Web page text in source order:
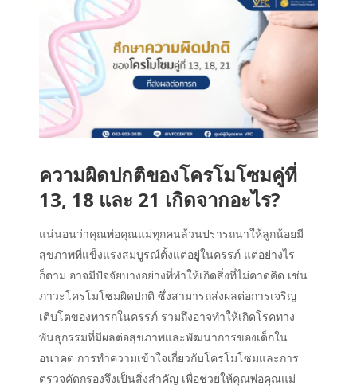
ความผิดปกติของโครโมโซมคู่ที่
13, 18 และ 21 เกิดจากอะไร?
แน่นอนว่าคุณพ่อคุณแม่ทุกคนล้วนปรารถนาให้ลูกน้อยมี
สุขภาพที่แข็งแรงสมบูรณ์ตั้งแต่อยู่ในครรภ์ แต่อย่างไร
ก็ตาม อาจมีปัจจัยบางอย่างที่ทำให้เกิดสิ่งที่ไม่คาดคิด เช่น
ภาวะโครโมโซมผิดปกติ ซึ่งสามารถส่งผลต่อการเจริญ
เติบโตของทารกในครรภ์ รวมถึงอาจทำให้เกิดโรคทาง
พันธุกรรมที่มีผลต่อสุขภาพและพัฒนาการของเด็กใน
อนาคต การทำความเข้าใจเกี่ยวกับโครโมโซมและการ
ตรวจคัดกรองจึงเป็นสิ่งสำคัญ เพื่อช่วยให้คุณพ่อคุณแม่